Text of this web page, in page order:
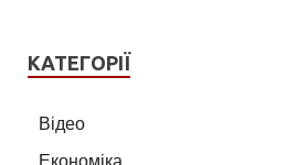
КАТЕГОРІЇ
Відео
Економіка